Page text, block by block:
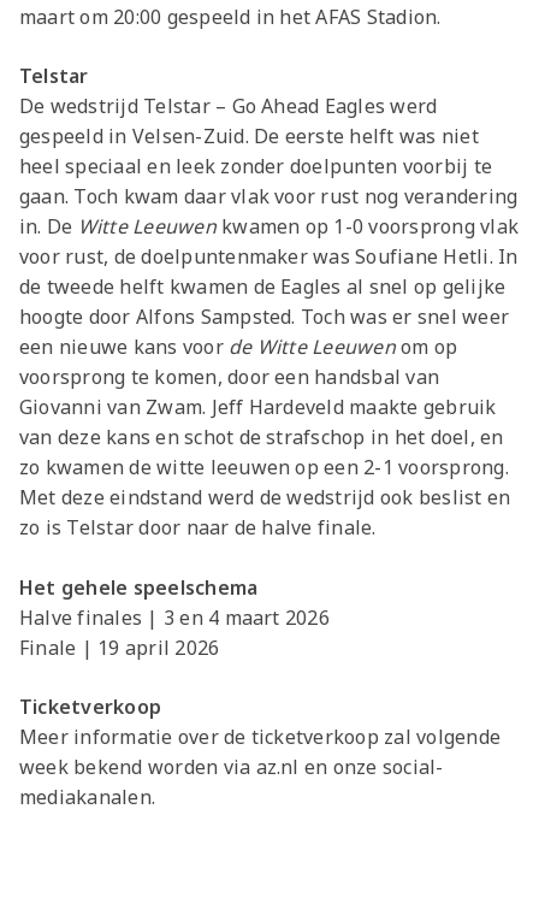
maart om 20:00 gespeeld in het AFAS Stadion.
Telstar
De wedstrijd Telstar – Go Ahead Eagles werd
gespeeld in Velsen-Zuid. De eerste helft was niet
heel speciaal en leek zonder doelpunten voorbij te
gaan. Toch kwam daar vlak voor rust nog verandering
in. De Witte Leeuwenkwamen op 1-0 voorsprong vlak
voor rust, de doelpuntenmaker was Soufiane Hetli. In
de tweede helft kwamen de Eagles al snel op gelijke
hoogte door Alfons Sampsted. Toch was er snel weer
een nieuwe kans voor de Witte Leeuwenom op
voorsprong te komen, door een handsbal van
Giovanni van Zwam. Jeff Hardeveld maakte gebruik
van deze kans en schot de strafschop in het doel, en
zo kwamen de witte leeuwen op een 2-1 voorsprong.
Met deze eindstand werd de wedstrijd ook beslist en
zo is Telstar door naar de halve finale.
Het gehele speelschema
Halve finales | 3 en 4 maart 2026
Finale | 19 april 2026
Ticketverkoop
Meer informatie over de ticketverkoop zal volgende
week bekend worden via az.nl en onze social-
mediakanalen.